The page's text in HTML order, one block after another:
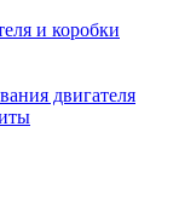
и коробки
двигателя